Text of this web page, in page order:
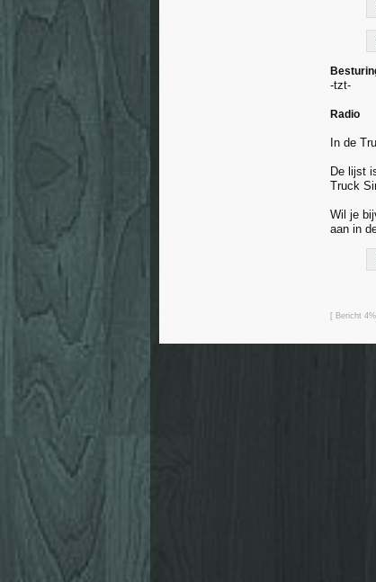
-tzt-
Radio
In de
De lijst
Truck
Wil je
aan in
[ Bericht